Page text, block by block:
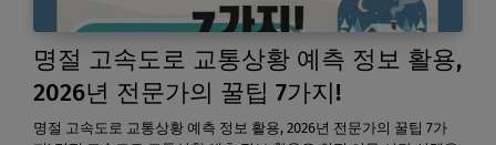
명절 고속도로 교통상황 예측 정보 활용,
2026년 전문가의 꿀팁 7가지!
명절 고속도로 교통상황 예측 정보 활용, 2026년 전문가의 꿀팁 7가